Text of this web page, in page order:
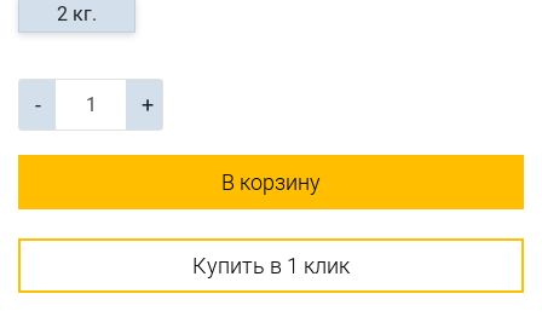
2 кг.
- +
В корзину
Купить в 1 клик